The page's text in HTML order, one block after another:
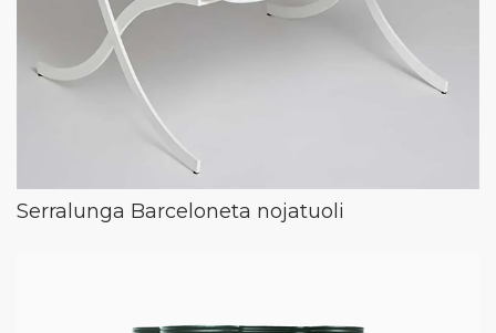
Serralunga Barceloneta nojatuoli